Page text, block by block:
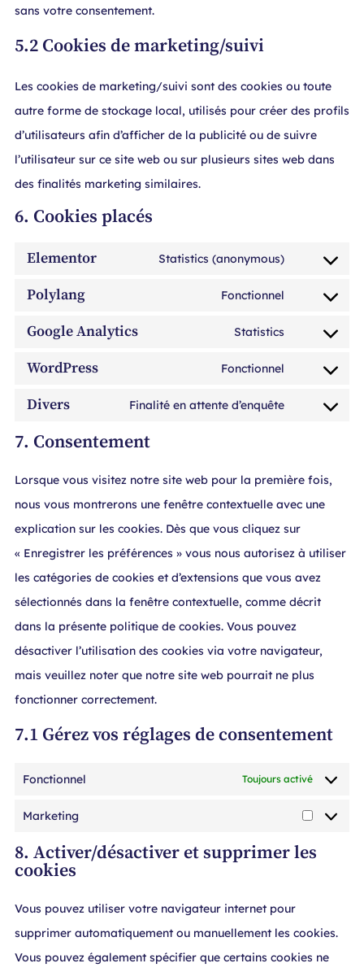
sans votre consentement.
5.2 Cookies de marketing/suivi
Les cookies de marketing/suivi sont des cookies ou toute
autre forme de stockage local, utilisés pour créer des profils
d’utilisateurs afin d’afficher de la publicité ou de suivre
l’utilisateur sur ce site web ou sur plusieurs sites web dans
des finalités marketing similaires.
6. Cookies placés
Elementor Statistics (anonymous)
Polylang Fonctionnel
Google Analytics Statistics
WordPress Fonctionnel
Divers Finalité en attente d’enquête
7. Consentement
Lorsque vous visitez notre site web pour la première fois,
nous vous montrerons une fenêtre contextuelle avec une
explication sur les cookies. Dès que vous cliquez sur
« Enregistrer les préférences » vous nous autorisez à utiliser
les catégories de cookies et d’extensions que vous avez
sélectionnés dans la fenêtre contextuelle, comme décrit
dans la présente politique de cookies. Vous pouvez
désactiver l’utilisation des cookies via votre navigateur,
mais veuillez noter que notre site web pourrait ne plus
fonctionner correctement.
7.1 Gérez vos réglages de consentement
Fonctionnel Toujours activé
Marketing
8. Activer/désactiver et supprimer les
cookies
Vous pouvez utiliser votre navigateur internet pour
supprimer automatiquement ou manuellement les cookies.
Vous pouvez également spécifier que certains cookies ne